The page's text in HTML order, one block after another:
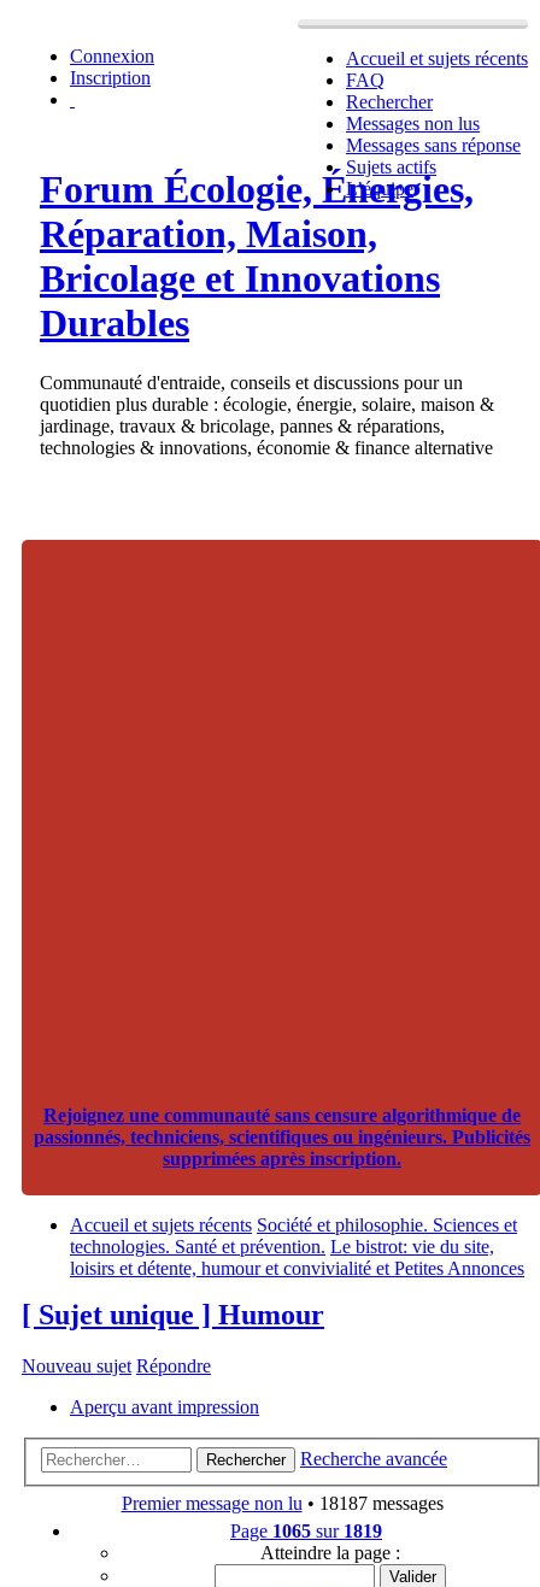
Accueil et sujets récents
FAQ
Rechercher
Messages non lus
Messages sans réponse
Sujets actifs
L’équipe
Connexion
Inscription
Forum Écologie, Énergies,
Réparation, Maison,
Bricolage et Innovations
Durables
Communauté d'entraide, conseils et discussions pour un
quotidien plus durable : écologie, énergie, solaire, maison &
jardinage, travaux & bricolage, pannes & réparations,
technologies & innovations, économie & finance alternative
Rejoignez une communauté sans censure algorithmique de
passionnés, techniciens, scientifiques ou ingénieurs. Publicités
supprimées après inscription.
Accueil et sujets récents Société et philosophie. Sciences et
technologies. Santé et prévention. Le bistrot: vie du site,
loisirs et détente, humour et convivialité et Petites Annonces
[ Sujet unique ] Humour
Nouveau sujet Répondre
Aperçu avant impression
Rechercher Recherche avancée
Premier message non lu • 18187 messages
Page 1065 sur 1819
Atteindre la page :